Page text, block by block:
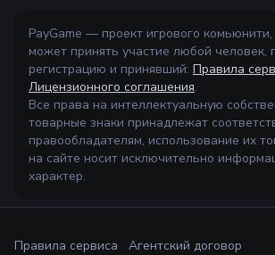
PayGame — проект игрового
может принять участие любой
регистрацию и принявший: Правила
Лицензионного соглашения.
Все права на интеллектуальную
товарные знаки принадлежат
правообладателям, использование их
на сайте носит исключительно
характер.
Правила сервиса
Агентский договор